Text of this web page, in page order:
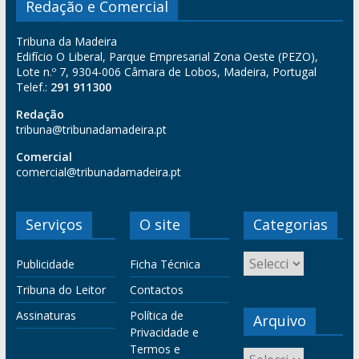
Redação e Comercial
Tribuna da Madeira
Edifício O Liberal, Parque Empresarial Zona Oeste (PEZO),
Lote n.º 7, 9304-006 Câmara de Lobos, Madeira, Portugal
Telef.: 291 911300
Redação
tribuna@tribunadamadeira.pt
Comercial
comercial@tribunadamadeira.pt
Serviços
Publicidade
Tribuna do Leitor
Assinaturas
O site
Ficha Técnica
Contactos
Política de
Privacidade e
Termos e
Categorias
Arquivo